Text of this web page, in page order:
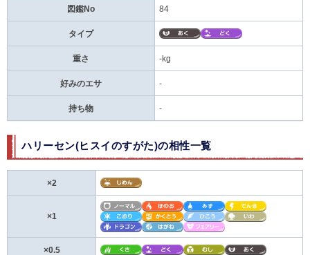
図鑑No 84
タイプ
重さ -kg
好みのエサ -
持ち物 -
ハリーセン(ヒスイのすがた)の相性一覧
×2
×1
×0.5